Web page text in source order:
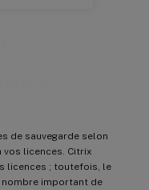
de sauvegarde selon
vos licences. Citrix
licences ; toutefois, le
nombre important de